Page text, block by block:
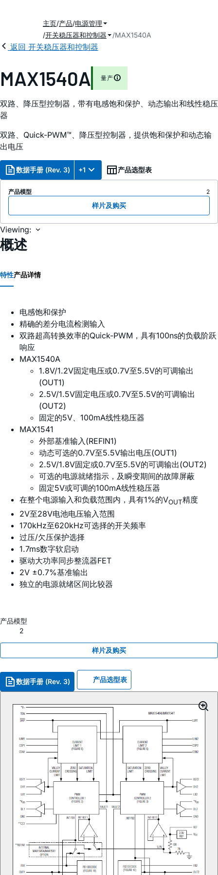
主页 产品 电源管理
开关稳压器和控制器
MAX1540A
返回 开关稳压器和控制器
MAX1540A 量产
双路、降压型控制器，带有电感饱和保护、动态输出和线性稳压
器
双路、Quick-PWM™、降压型控制器，提供饱和保护和动态输
出电压
数据手册 (Rev. 3) +1 产品选型表
产品模型 2
样片及购买
Viewing:
概述
特性产品详情
电感饱和保护
精确的差分电流检测输入
双路超高转换效率的Quick-PWM，具有100ns的负载阶跃
响应
MAX1540A
1.8V/1.2V固定电压或0.7V至5.5V的可调输出
(OUT1)
2.5V/1.5V固定电压或0.7V至5.5V的可调输出
(OUT2)
固定的5V、100mA线性稳压器
MAX1541
外部基准输入(REFIN1)
动态可选的0.7V至5.5V输出电压(OUT1)
2.5V/1.8V固定或0.7V至5.5V的可调输出(OUT2)
可选的电源就绪指示，及瞬变期间的故障屏蔽
固定5V或可调的100mA线性稳压器
在整个电源输入和负载范围内，具有1%的VOUT精度
2V至28V电池电压输入范围
170kHz至620kHz可选择的开关频率
过压/欠压保护选择
1.7ms数字软启动
驱动大功率同步整流器FET
2V ±0.7%基准输出
独立的电源就绪区间比较器
产品模型
2
样片及购买
数据手册 (Rev. 3) 产品选型表